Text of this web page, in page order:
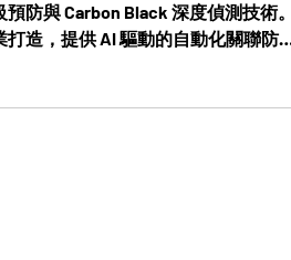
防與 Carbon Black 深度偵測技術。
造，提供 AI 驅動的自動化關聯防